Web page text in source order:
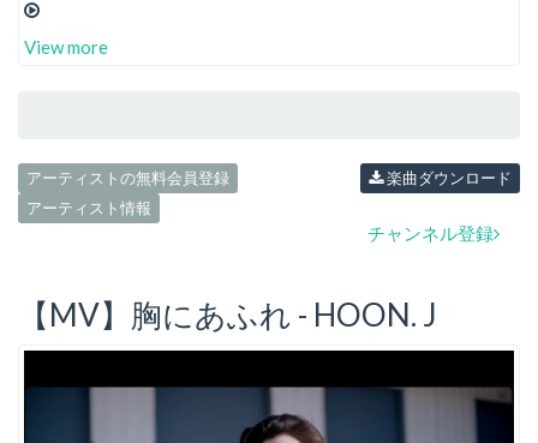
View more
アーティストの無料会員登録
アーティスト情報
楽曲ダウンロード
チャンネル登録
【MV】胸にあふれ - HOON. J​